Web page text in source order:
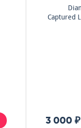
Captured
3 000 ₽